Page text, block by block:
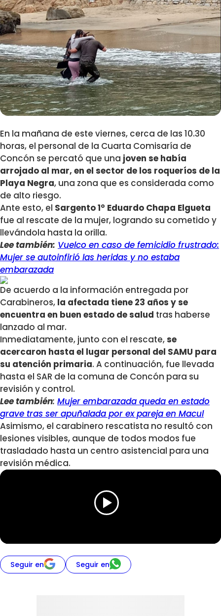
En la mañana de este viernes, cerca de las 10.30
horas, el personal de la Cuarta Comisaría de
Concón se percató que una joven se había
arrojado al mar, en el sector de los roqueríos de la
Playa Negra, una zona que es considerada como
de alto riesgo.
Ante esto, el Sargento 1° Eduardo Chapa Elgueta
fue al rescate de la mujer, logrando su cometido y
llevándola hasta la orilla.
Lee también: Vuelco en caso de femicidio frustrado:
Mujer se autoinfirió las heridas y no estaba
embarazada
De acuerdo a la información entregada por
Carabineros, la afectada tiene 23 años y se
encuentra en buen estado de salud tras haberse
lanzado al mar.
Inmediatamente, junto con el rescate,se
acercaron hasta el lugar personal del SAMU para
su atención primaria. A continuación, fue llevada
hasta el SAR de la comuna de Concón para su
revisión y control.
Lee también: Mujer embarazada queda en estado
grave tras ser apuñalada por ex pareja en Macul
Asimismo, el carabinero rescatista no resultó con
lesiones visibles, aunque de todos modos fue
trasladado hasta un centro asistencial para una
revisión médica.
Seguir en Seguir en